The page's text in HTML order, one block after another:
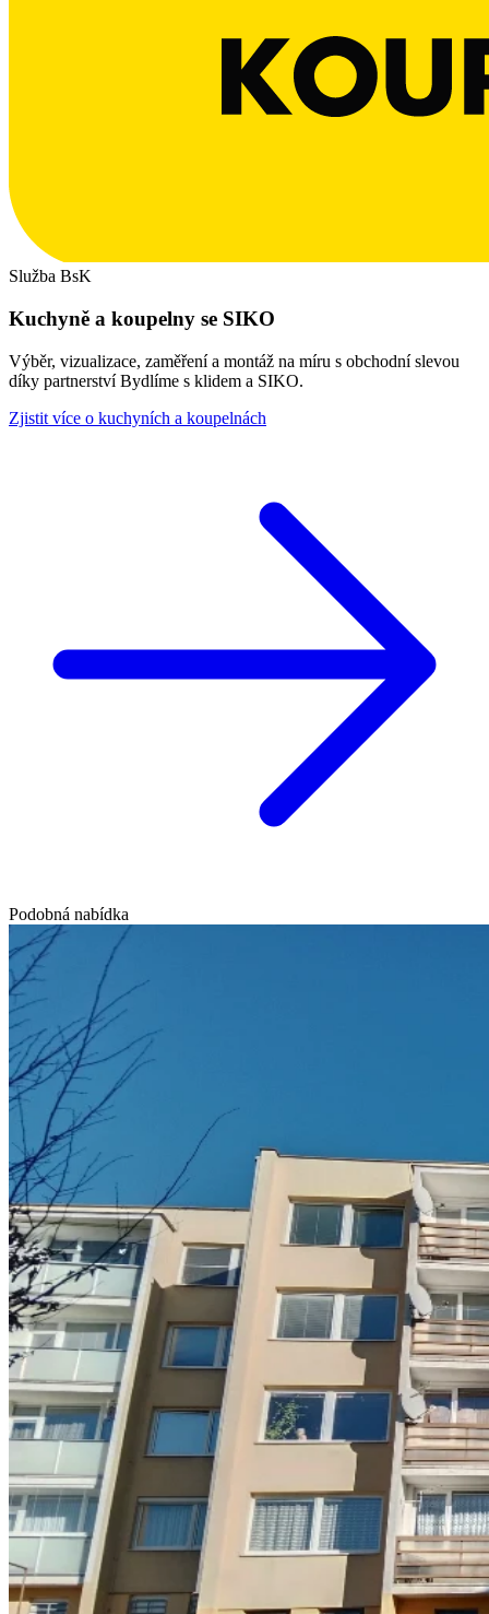
Služba BsK
Kuchyně a koupelny se SIKO
Výběr, vizualizace, zaměření a montáž na míru s obchodní slevou
díky partnerství Bydlíme s klidem a SIKO.
Zjistit více o kuchyních a koupelnách
Podobná nabídka